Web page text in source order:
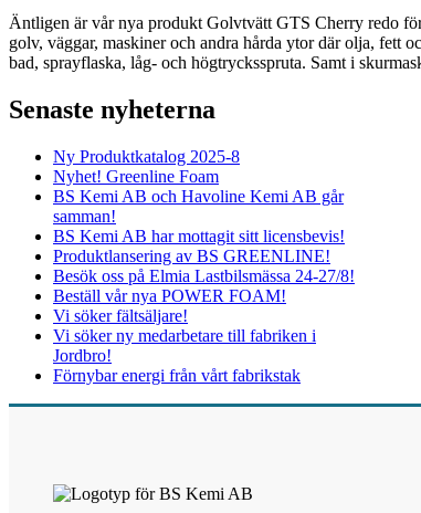
Äntligen är vår nya produkt Golvtvätt GTS Cherry redo
golv, väggar, maskiner och andra hårda ytor där olja, fett
bad, sprayflaska, låg- och högtrycksspruta. Samt i
Senaste nyheterna
Ny Produktkatalog 2025-8
Nyhet! Greenline Foam
BS Kemi AB och Havoline Kemi AB går
samman!
BS Kemi AB har mottagit sitt licensbevis!
Produktlansering av BS GREENLINE!
Besök oss på Elmia Lastbilsmässa 24-27/8!
Beställ vår nya POWER FOAM!
Vi söker fältsäljare!
Vi söker ny medarbetare till fabriken i
Jordbro!
Förnybar energi från vårt fabrikstak